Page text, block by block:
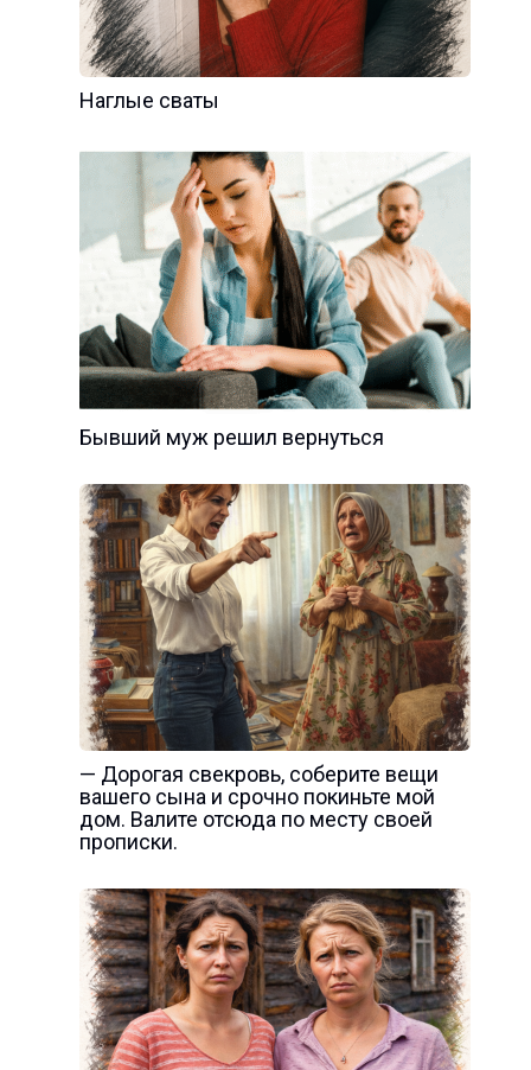
Наглые сваты
Бывший муж решил вернуться
— Дорогая свекровь, соберите вещи
вашего сына и срочно покиньте мой
дом. Валите отсюда по месту своей
прописки.